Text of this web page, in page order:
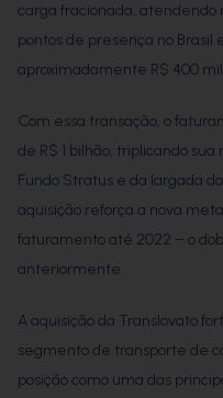
carga fracionada, atendendo
pontos de presença no
aproximadamente R$ 400
Com essa transação, o
de R$ 1 bilhão, triplicando
Fundo Stratus e da largada
aquisição reforça a nova
faturamento até 2022 – o
anteriormente.
A aquisição da Translovato
segmento de transporte de
posição como uma das